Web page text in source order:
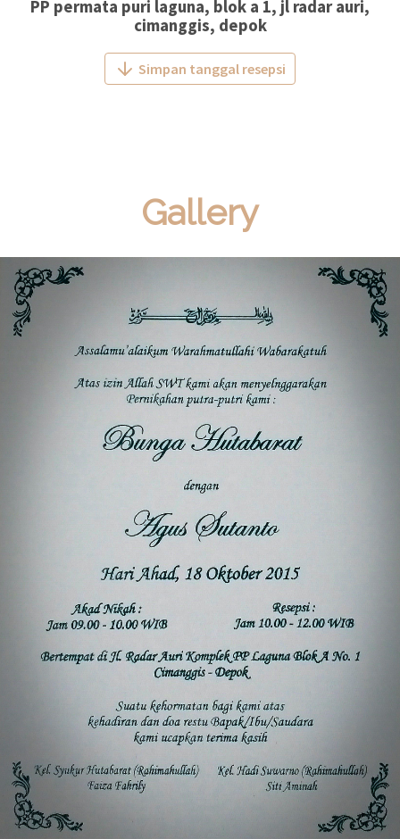
PP permata puri laguna, blok a 1, jl radar auri,
cimanggis, depok
Simpan tanggal resepsi
Gallery